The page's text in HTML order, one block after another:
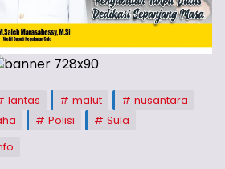
lantas malut
nusantara
Polisi
Sula